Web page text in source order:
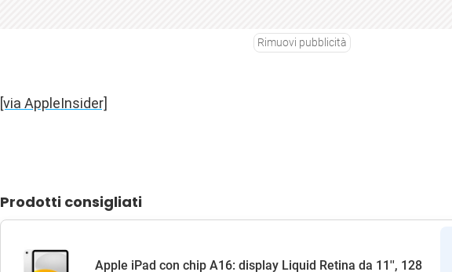
Rimuovi pubblicità
[via AppleInsider]
Prodotti consigliati
Apple iPad con chip A16: display Liquid Retina da 11'', 128